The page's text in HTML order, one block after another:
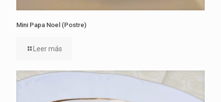
Mini Papa Noel (Postre)
Leer más